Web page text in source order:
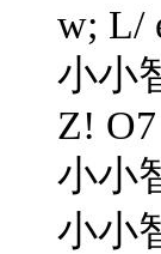
w; L/
小小
Z!
小小
小小